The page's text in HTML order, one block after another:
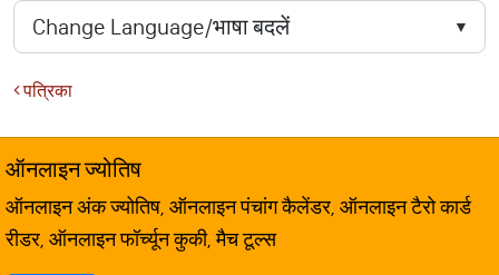
पत्रिका
ऑनलाइन ज्योतिष
ऑनलाइन अंक ज्योतिष, ऑनलाइन पंचांग कैलेंडर, ऑनलाइन टैरो कार्ड
रीडर, ऑनलाइन फॉर्च्यून कुकी, मैच टूल्स